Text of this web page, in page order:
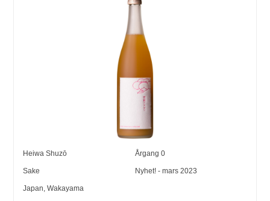
Heiwa Shuzō Årgang 0
Sake Nyhet! - mars 2023
Japan,Wakayama